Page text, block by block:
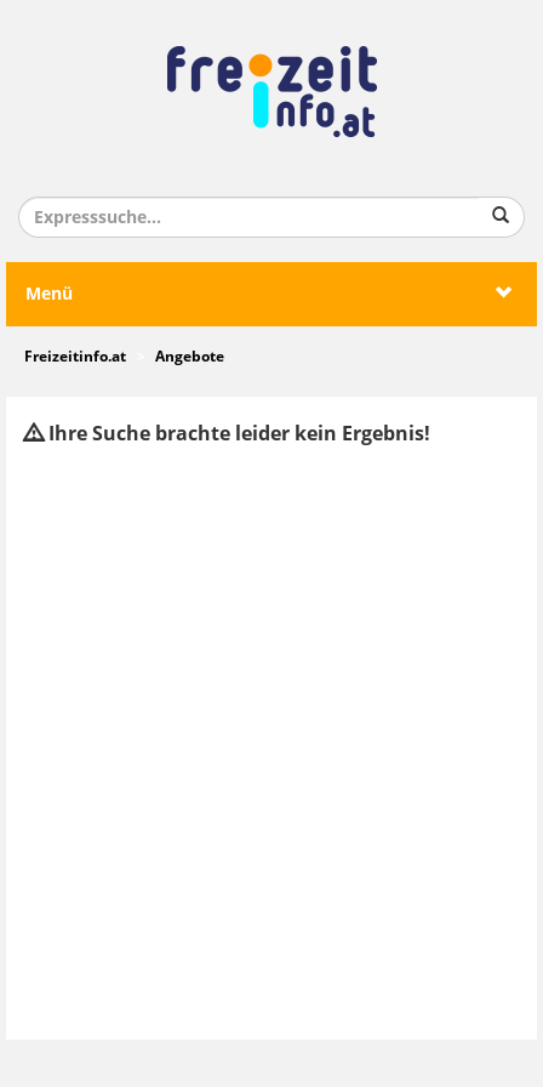
Menü
Freizeitinfo.at Angebote
Ihre Suche brachte leider kein Ergebnis!